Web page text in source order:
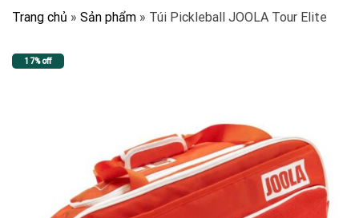
Trang chủ » Sản phẩm » Túi Pickleball JOOLA Tour Elite
17% off